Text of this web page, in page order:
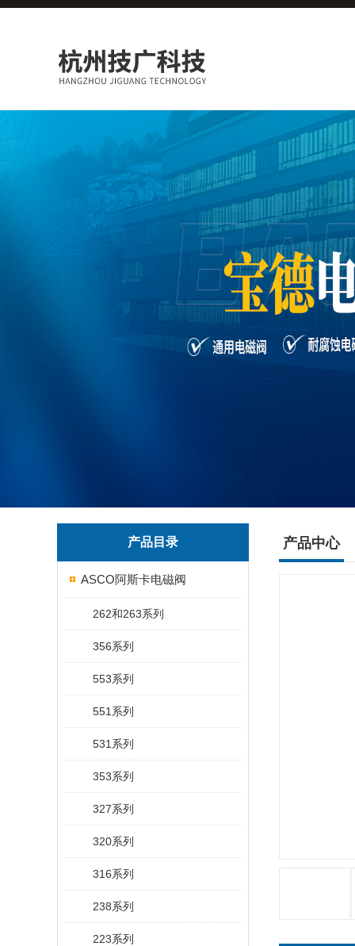
产品目录
ASCO阿斯卡电磁阀
262和263系列
356系列
553系列
551系列
531系列
353系列
327系列
320系列
316系列
238系列
223系列
产品中心